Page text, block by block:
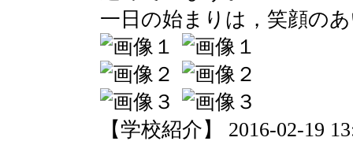
一日の始まりは，笑顔の
【学校紹介】 2016-02-19